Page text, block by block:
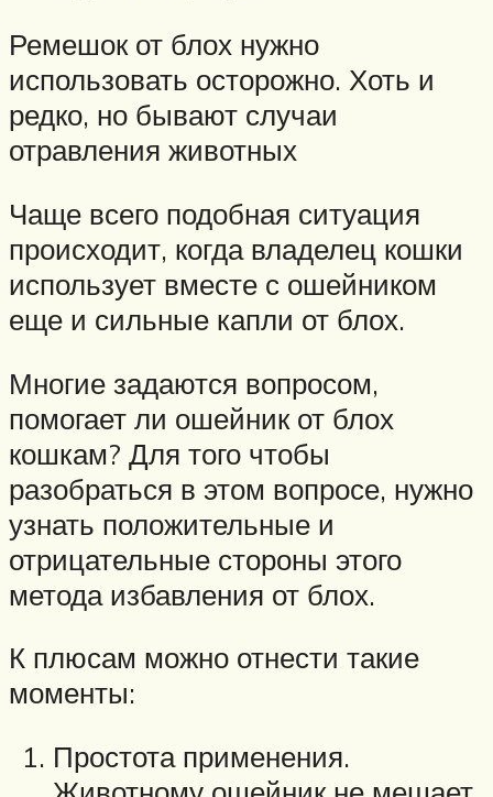
Ремешок от блох нужно
использовать осторожно. Хоть и
редко, но бывают случаи
отравления животных
Чаще всего подобная ситуация
происходит, когда владелец кошки
использует вместе с ошейником
еще и сильные капли от блох.
Многие задаются вопросом,
помогает ли ошейник от блох
кошкам? Для того чтобы
разобраться в этом вопросе, нужно
узнать положительные и
отрицательные стороны этого
метода избавления от блох.
К плюсам можно отнести такие
моменты:
Простота применения.